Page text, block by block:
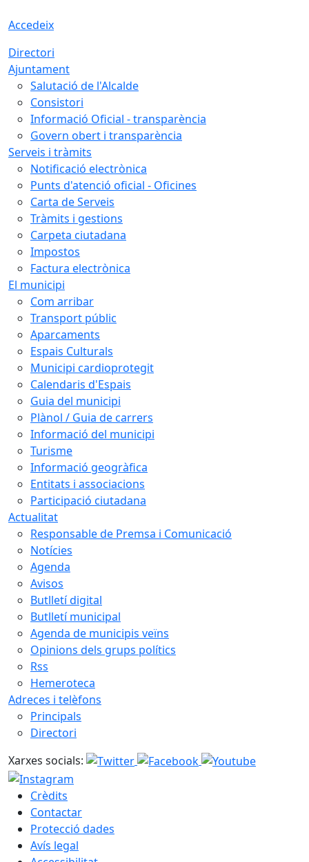
Accedeix
Directori
Ajuntament
Salutació de l'Alcalde
Consistori
Informació Oficial - transparència
Govern obert i transparència
Serveis i tràmits
Notificació electrònica
Punts d'atenció oficial - Oficines
Carta de Serveis
Tràmits i gestions
Carpeta ciutadana
Impostos
Factura electrònica
El municipi
Com arribar
Transport públic
Aparcaments
Espais Culturals
Municipi cardioprotegit
Calendaris d'Espais
Guia del municipi
Plànol / Guia de carrers
Informació del municipi
Turisme
Informació geogràfica
Entitats i associacions
Participació ciutadana
Actualitat
Responsable de Premsa i Comunicació
Notícies
Agenda
Avisos
Butlletí digital
Butlletí municipal
Agenda de municipis veïns
Opinions dels grups polítics
Rss
Hemeroteca
Adreces i telèfons
Principals
Directori
Xarxes socials:
Crèdits
Contactar
Protecció dades
Avís legal